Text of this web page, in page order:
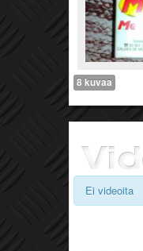
8 kuvaa
Ei videoita